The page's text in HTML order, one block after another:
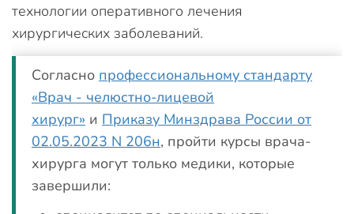
технологии оперативного лечения
хирургических заболеваний.
Согласно профессиональному стандарту
«Врач - челюстно-лицевой
хирург» и Приказу Минздрава России от
02.05.2023 N 206н, пройти курсы врача-
хирурга могут только медики, которые
завершили: